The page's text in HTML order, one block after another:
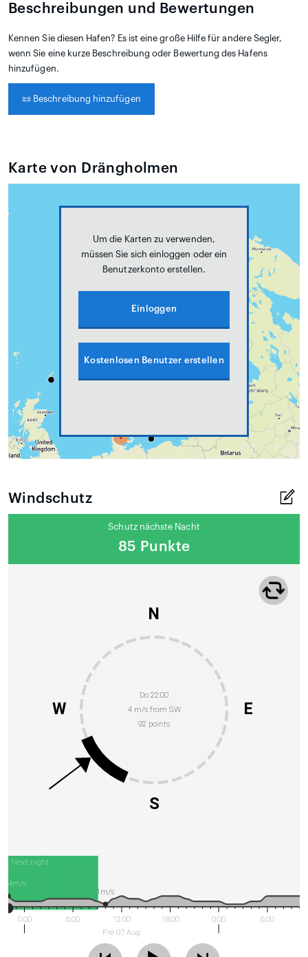
Beschreibungen und Bewertungen
Kennen Sie diesen Hafen? Es ist eine große Hilfe für andere Segler,
wenn Sie eine kurze Beschreibung oder Bewertung des Hafens
hinzufügen.
📜 Beschreibung hinzufügen
Karte von Drängholmen
Um die Karten zu verwenden,
müssen Sie sich einloggen oder ein
Benutzerkonto erstellen.
Einloggen
Kostenlosen Benutzer erstellen
Windschutz
Schutz nächste Nacht
85 Punkte
Do 22:00
4 m/s from SW
92 points
N
E
S
W
Next night
0:00 6:00
12:00
Fre 07 Aug
18:00 0:00 6:00
4m/s
1m/s